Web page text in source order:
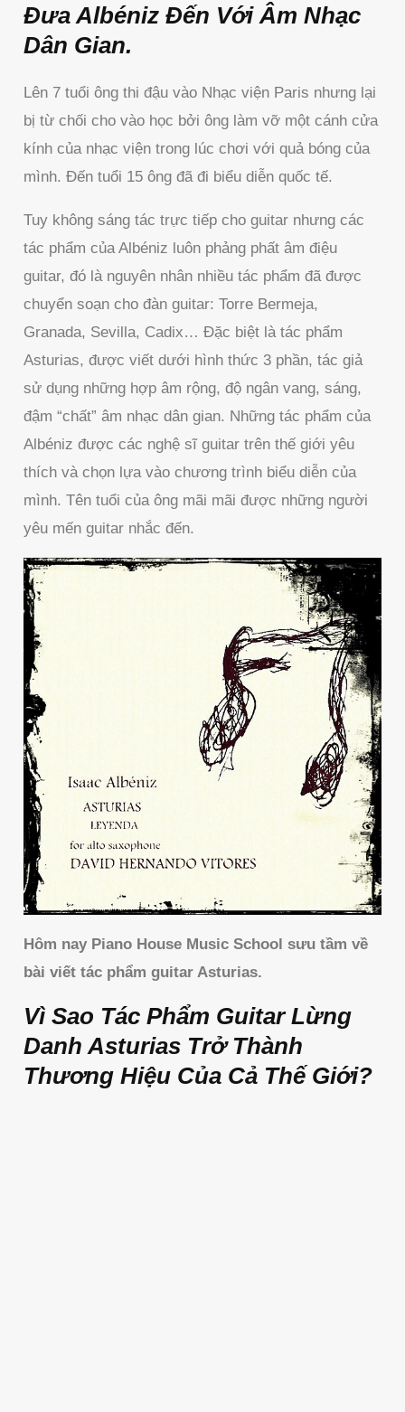
Đưa Albéniz Đến Với Âm Nhạc
Dân Gian.
Lên 7 tuổi ông thi đậu vào Nhạc viện Paris nhưng lại
bị từ chối cho vào học bởi ông làm vỡ một cánh cửa
kính của nhạc viện trong lúc chơi với quả bóng của
mình. Đến tuổi 15 ông đã đi biểu diễn quốc tế.
Tuy không sáng tác trực tiếp cho guitar nhưng các
tác phẩm của Albéniz luôn phảng phất âm điệu
guitar, đó là nguyên nhân nhiều tác phẩm đã được
chuyển soạn cho đàn guitar: Torre Bermeja,
Granada, Sevilla, Cadix… Đặc biệt là tác phẩm
Asturias, được viết dưới hình thức 3 phần, tác giả
sử dụng những hợp âm rộng, độ ngân vang, sáng,
đậm “chất” âm nhạc dân gian. Những tác phẩm của
Albéniz được các nghệ sĩ guitar trên thế giới yêu
thích và chọn lựa vào chương trình biểu diễn của
mình. Tên tuổi của ông mãi mãi được những người
yêu mến guitar nhắc đến.
Hôm nay Piano House Music School sưu tầm về
bài viết tác phẩm guitar Asturias.
Vì Sao Tác Phẩm Guitar Lừng
Danh Asturias Trở Thành
Thương Hiệu Của Cả Thế Giới?